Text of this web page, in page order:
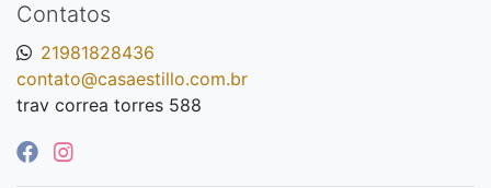
Contatos
21981828436
contato@casaestillo.com.br
trav correa torres 588